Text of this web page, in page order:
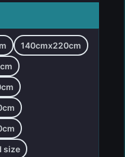
140cmx220cm
size